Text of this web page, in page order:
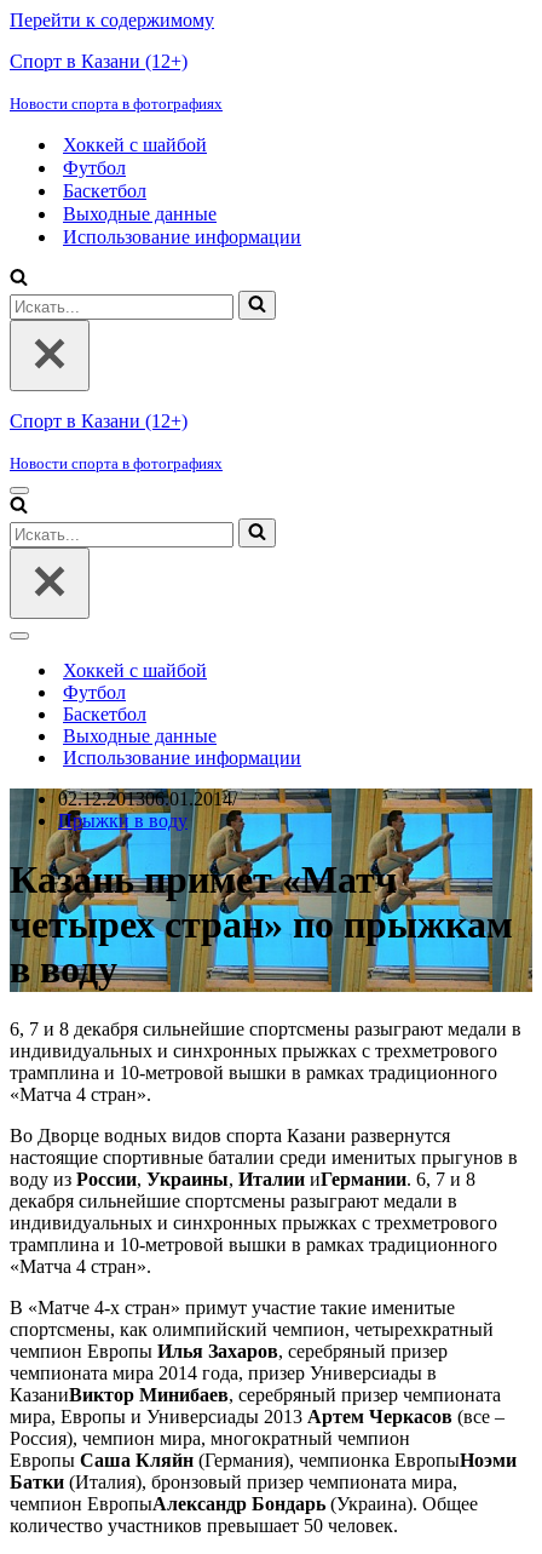
Перейти к содержимому
Спорт в Казани (12+)
Новости спорта в фотографиях
Хоккей с шайбой
Футбол
Баскетбол
Выходные данные
Использование информации
Искать...
Спорт в Казани (12+)
Новости спорта в фотографиях
Меню
навигации
Искать...
Меню
навигацииХоккей с шайбой
Футбол
Баскетбол
Выходные данные
Использование информации
02.12.201306.01.2014
Прыжки в воду
Казань примет «Матч
четырех стран» по прыжкам
в воду
6, 7 и 8 декабря сильнейшие спортсмены разыграют медали в
индивидуальных и синхронных прыжках с трехметрового
трамплина и 10-метровой вышки в рамках традиционного
«Матча 4 стран».
Во Дворце водных видов спорта Казани развернутся
настоящие спортивные баталии среди именитых прыгунов в
воду из России, Украины, Италии иГермании. 6, 7 и 8
декабря сильнейшие спортсмены разыграют медали в
индивидуальных и синхронных прыжках с трехметрового
трамплина и 10-метровой вышки в рамках традиционного
«Матча 4 стран».
В «Матче 4-х стран» примут участие такие именитые
спортсмены, как олимпийский чемпион, четырехкратный
чемпион Европы Илья Захаров, серебряный призер
чемпионата мира 2014 года, призер Универсиады в
КазаниВиктор Минибаев, серебряный призер чемпионата
мира, Европы и Универсиады 2013 Артем Черкасов (все –
Россия), чемпион мира, многократный чемпион
Европы Саша Кляйн (Германия), чемпионка ЕвропыНоэми
Батки (Италия), бронзовый призер чемпионата мира,
чемпион ЕвропыАлександр Бондарь (Украина). Общее
количество участников превышает 50 человек.